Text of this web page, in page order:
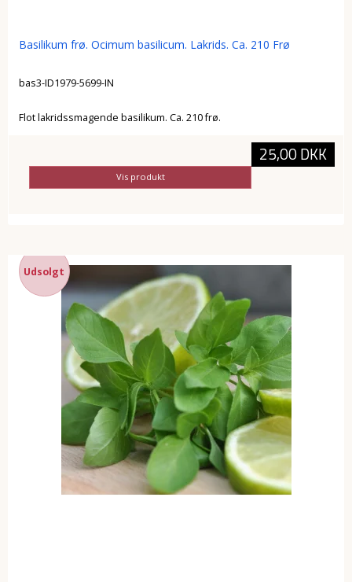
Basilikum frø. Ocimum basilicum. Lakrids. Ca. 210 Frø
bas3-ID1979-5699-IN
Flot lakridssmagende basilikum. Ca. 210 frø.
25,00 DKK
Vis produkt
Udsolgt